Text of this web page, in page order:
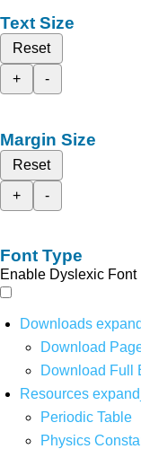
Text Size
Reset
+
-
Margin Size
Reset
+
-
Font Type
Enable Dyslexic Font
Downloads
Download
Download Full
Resources
Periodic Table
Physics